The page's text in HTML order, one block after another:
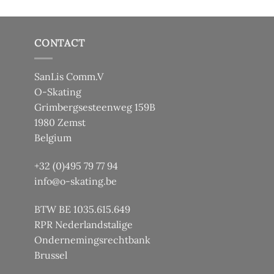
CONTACT
SanLis Comm.V
O-Skating
Grimbergsesteenweg 159B
1980 Zemst
Belgium
+32 (0)495 79 77 94
info@o-skating.be
BTW BE 1035.615.649
RPR Nederlandstalige
Ondernemingsrechtbank
Brussel